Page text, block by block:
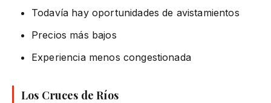
Todavía hay oportunidades de avistamientos
Precios más bajos
Experiencia menos congestionada
Los Cruces de Ríos